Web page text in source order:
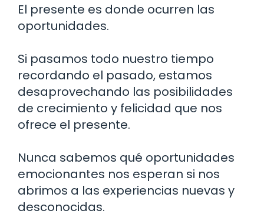
El presente es donde ocurren las
oportunidades.
Si pasamos todo nuestro tiempo
recordando el pasado, estamos
desaprovechando las posibilidades
de crecimiento y felicidad que nos
ofrece el presente.
Nunca sabemos qué oportunidades
emocionantes nos esperan si nos
abrimos a las experiencias nuevas y
desconocidas.